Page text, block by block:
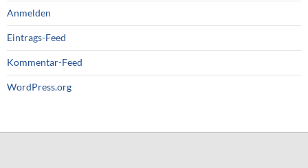
Anmelden
Eintrags-Feed
Kommentar-Feed
WordPress.org